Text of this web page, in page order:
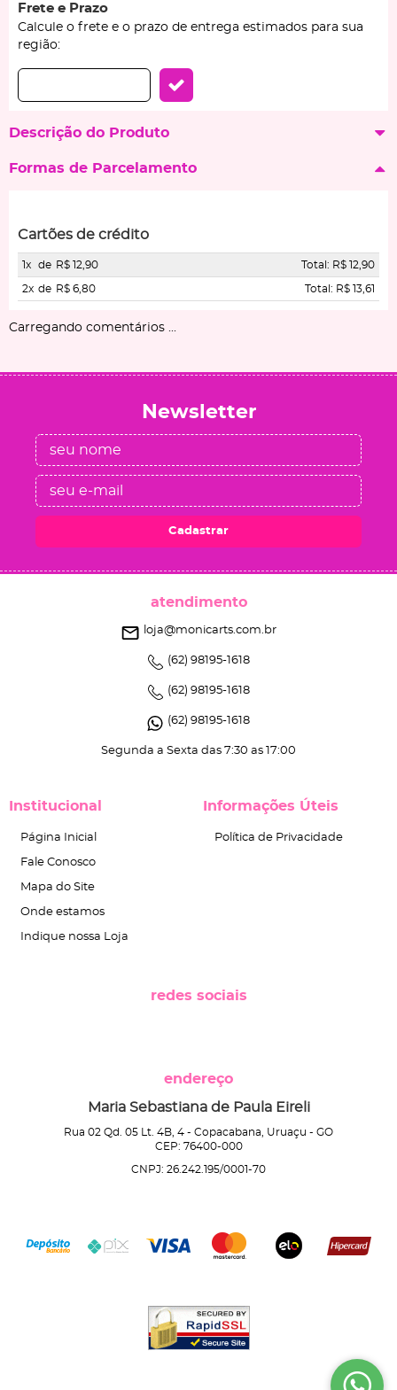
Frete e Prazo
Calcule o frete e o prazo de entrega estimados para sua
região:
Descrição do Produto
Formas de Parcelamento
Cartões de crédito
1x de R$ 12,90 Total: R$ 12,90
2x de R$ 6,80 Total: R$ 13,61
Carregando comentários ...
Newsletter
Cadastrar
atendimento
(62) 98195-1618
(62) 98195-1618
(62) 98195-1618
Segunda a Sexta das 7:30 as 17:00
loja@monicarts.com.br
Institucional
Página Inicial
Fale Conosco
Mapa do Site
Onde estamos
Indique nossa Loja
Informações Úteis
Política de Privacidade
redes sociais
endereço
Maria Sebastiana de Paula Eireli
Rua 02 Qd. 05 Lt. 4B, 4 - Copacabana, Uruaçu - GO
CEP: 76400-000
CNPJ: 26.242.195/0001-70